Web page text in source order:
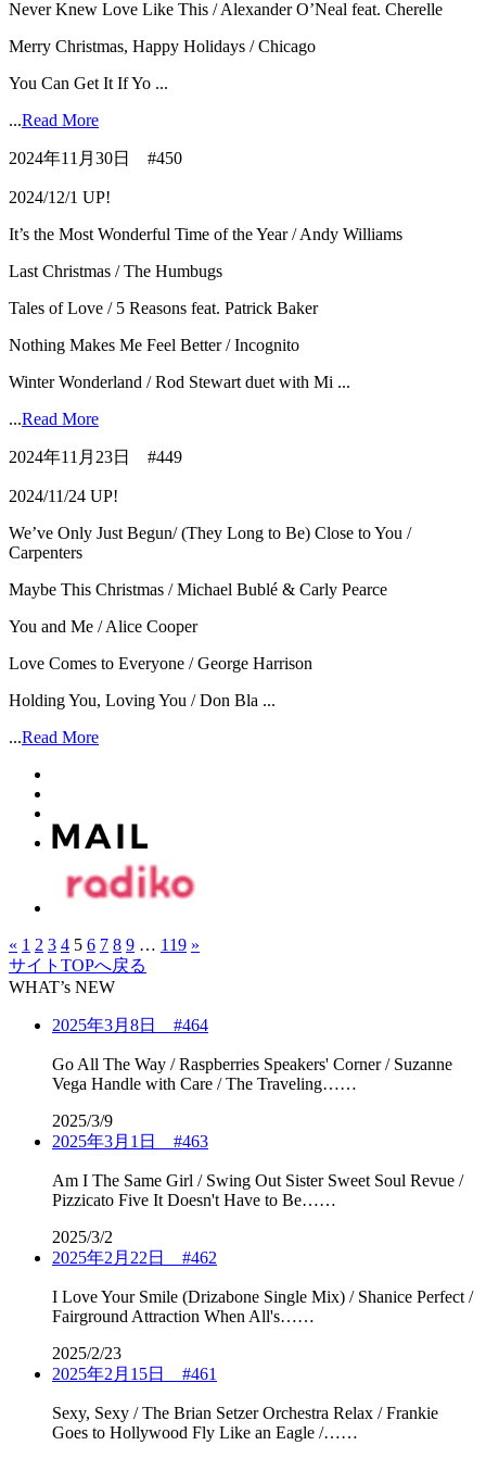
Never Knew Love Like This / Alexander O’Neal feat. Cherelle
Merry Christmas, Happy Holidays / Chicago
You Can Get It If Yo ...
...Read More
2024年11月30日 #450
2024/12/1 UP!
It’s the Most Wonderful Time of the Year / Andy Williams
Last Christmas / The Humbugs
Tales of Love / 5 Reasons feat. Patrick Baker
Nothing Makes Me Feel Better / Incognito
Winter Wonderland / Rod Stewart duet with Mi ...
...Read More
2024年11月23日 #449
2024/11/24 UP!
We’ve Only Just Begun/ (They Long to Be) Close to You /
Carpenters
Maybe This Christmas / Michael Bublé & Carly Pearce
You and Me / Alice Cooper
Love Comes to Everyone / George Harrison
Holding You, Loving You / Don Bla ...
...Read More
« 1 2 3 4 5 6 7 8 9 … 119 »
サイトTOPへ戻る
WHAT’s NEW
2025年3月8日 #464
Go All The Way / Raspberries Speakers' Corner / Suzanne
Vega Handle with Care / The Traveling……
2025/3/9
2025年3月1日 #463
Am I The Same Girl / Swing Out Sister Sweet Soul Revue /
Pizzicato Five It Doesn't Have to Be……
2025/3/2
2025年2月22日 #462
I Love Your Smile (Drizabone Single Mix) / Shanice Perfect /
Fairground Attraction When All's……
2025/2/23
2025年2月15日 #461
Sexy, Sexy / The Brian Setzer Orchestra Relax / Frankie
Goes to Hollywood Fly Like an Eagle /……